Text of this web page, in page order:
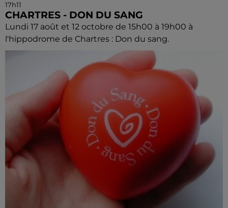
17h11
CHARTRES - DON DU SANG
Lundi 17 août et 12 octobre de 15h00 à 19h00 à
l'hippodrome de Chartres : Don du sang.